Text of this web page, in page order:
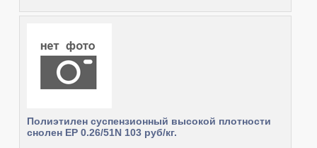
Полиэтилен суспензионный высокой плотности
снолен EP 0.26/51N 103 руб/кг.